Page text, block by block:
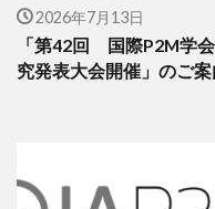
2026年7月13日
「第42回 国際P2M学
究発表大会開催」のご案